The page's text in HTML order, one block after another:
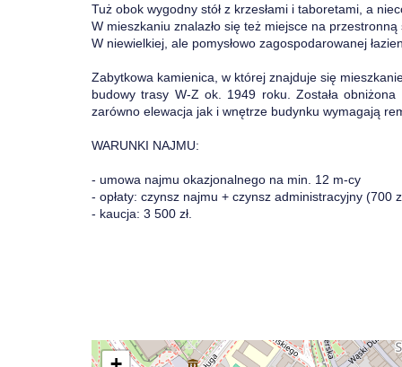
Tuż obok wygodny stół z krzesłami i taboretami, a
W mieszkaniu znalazło się też miejsce na
W niewielkiej, ale pomysłowo zagospodarowanej
Zabytkowa kamienica, w której znajduje się
budowy trasy W-Z ok. 1949 roku. Została
zarówno elewacja jak i wnętrze budynku wymagają
WARUNKI NAJMU:
- umowa najmu okazjonalnego na min. 12 m-cy
- opłaty: czynsz najmu + czynsz administracyjny (700
- kaucja: 3 500 zł.